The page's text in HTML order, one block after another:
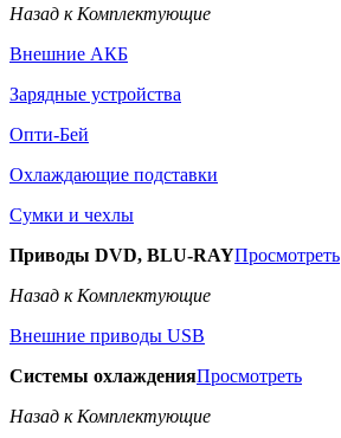
Назад к Комплектующие
Внешние АКБ
Зарядные устройства
Опти-Бей
Охлаждающие подставки
Сумки и чехлы
Приводы DVD, BLU-RAYПросмотреть
Назад к Комплектующие
Внешние приводы USB
Системы охлажденияПросмотреть
Назад к Комплектующие